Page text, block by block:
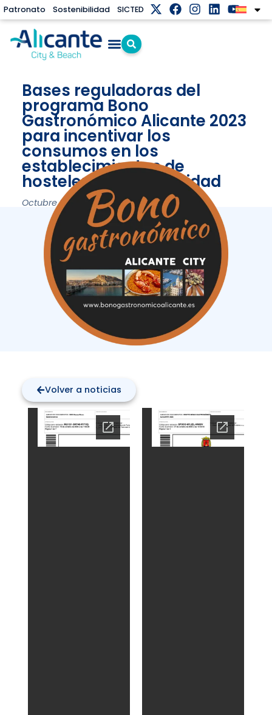
Patronato Sostenibilidad SICTED
Bases reguladoras del
programa Bono
Gastronómico Alicante 2023
para incentivar los
consumos en los
establecimientos de
hostelería de proximidad
Octubre 27, 2023
Volver a noticias